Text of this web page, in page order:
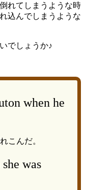
れてしまうような時
込んでしまうような
でしょうか♪
when he
こんだ。
was